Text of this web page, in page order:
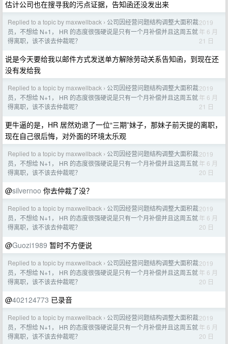
估计公司也在搜寻我的污点证据，告知函还没发出来
Replied to a topic by maxwellback › 公司因经营问题结构调整大面积裁
员，不想给 N+1， HR 的态度很强硬说是只有一个月补偿并且这周五就
得离职，该不该去仲裁呢？
2019
年 6 月
21 日
说是今天要给我以邮件方式发送单方解除劳动关系告知函，到现在还
没有发给我
Replied to a topic by maxwellback › 公司因经营问题结构调整大面积裁
员，不想给 N+1， HR 的态度很强硬说是只有一个月补偿并且这周五就
得离职，该不该去仲裁呢？
2019
年 6 月
21 日
更牛逼的是，HR 居然劝退了一位“三期”妹子，那妹子前天提的离职，
现在自己很后悔，对外面的环境太乐观
Replied to a topic by maxwellback › 公司因经营问题结构调整大面积裁
员，不想给 N+1， HR 的态度很强硬说是只有一个月补偿并且这周五就
得离职，该不该去仲裁呢？
2019
年 6 月
20 日
@silvernoo 你去仲裁了没？
Replied to a topic by maxwellback › 公司因经营问题结构调整大面积裁
员，不想给 N+1， HR 的态度很强硬说是只有一个月补偿并且这周五就
得离职，该不该去仲裁呢？
2019
年 6 月
20 日
@Guozi1989 暂时不方便说
Replied to a topic by maxwellback › 公司因经营问题结构调整大面积裁
员，不想给 N+1， HR 的态度很强硬说是只有一个月补偿并且这周五就
得离职，该不该去仲裁呢？
2019
年 6 月
20 日
@402124773 已录音
Replied to a topic by maxwellback › 公司因经营问题结构调整大面积裁
员，不想给 N+1， HR 的态度很强硬说是只有一个月补偿并且这周五就
得离职，该不该去仲裁呢？
2019
年 6 月
20 日